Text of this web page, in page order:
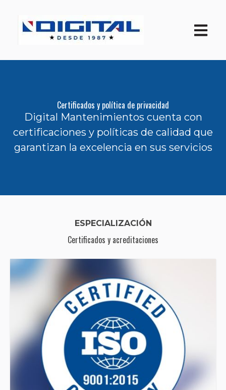
Open
Certificados y política de privacidad
Digital Mantenimientos cuenta con
certificaciones y políticas de calidad que
garantizan la excelencia en sus servicios
ESPECIALIZACIÓN
Certificados y acreditaciones